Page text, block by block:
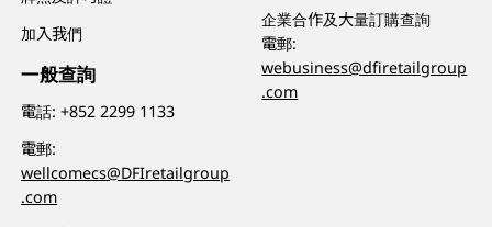
加入我們
一般查詢
電話:+852 2299 1133
電郵:
wellcomecs@DFIretailgroup
.com
企業合作及大量訂購查詢
電郵:
webusiness@dfiretailgroup
.com